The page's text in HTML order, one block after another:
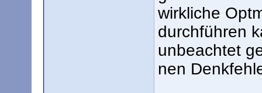
wirkliche
durchführen
unbeachtet
nen